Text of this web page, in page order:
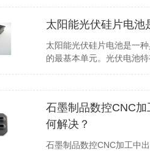
太阳能光伏硅片电池
太阳能光伏硅片电池是一
的最基本单元。光伏电池
石墨制品数控CNC
何解决？
石墨制品数控CNC加工中